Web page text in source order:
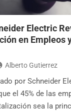
Electric
en Empleos
Alberto Gutierrez
por Schneider
el 45% de las
sea la